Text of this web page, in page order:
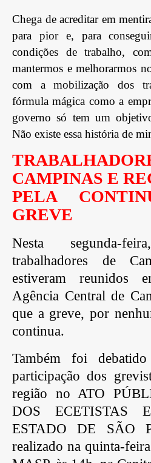
Chega de acreditar em
para pior e, para
condições de trabalho,
mantermos e melhorarmos
com a mobilização dos
fórmula mágica como a
governo só tem um
Não existe essa história de
CAMPINAS E
PELA
GREVE
Nesta segunda-
trabalhadores de
estiveram reunidos
Agência Central de
que a greve, por
continua.
Também foi
participação dos
região no ATO
DOS ECETISTAS
ESTADO DE SÃO
realizado na quinta-